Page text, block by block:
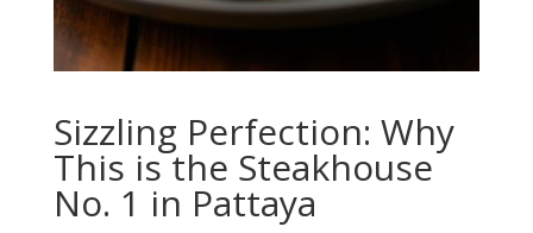
Sizzling Perfection: Why
This is the Steakhouse
No. 1 in Pattaya